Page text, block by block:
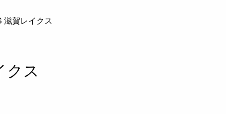
滋賀レイクス
クス